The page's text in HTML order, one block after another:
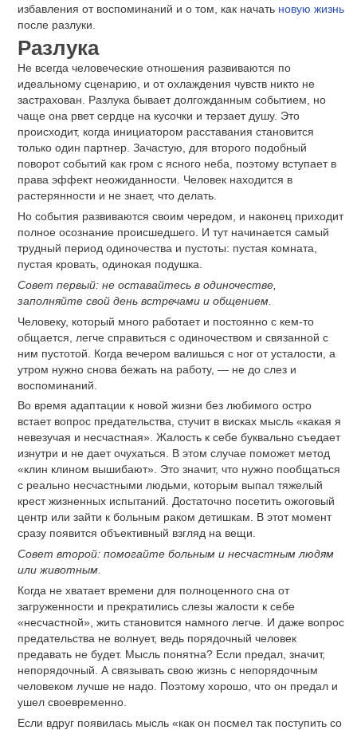
избавления от воспоминаний и о том, как начать новую жизнь
после разлуки.
Разлука
Не всегда человеческие отношения развиваются по
идеальному сценарию, и от охлаждения чувств никто не
застрахован. Разлука бывает долгожданным событием, но
чаще она рвет сердце на кусочки и терзает душу. Это
происходит, когда инициатором расставания становится
только один партнер. Зачастую, для второго подобный
поворот событий как гром с ясного неба, поэтому вступает в
права эффект неожиданности. Человек находится в
растерянности и не знает, что делать.
Но события развиваются своим чередом, и наконец приходит
полное осознание происшедшего. И тут начинается самый
трудный период одиночества и пустоты: пустая комната,
пустая кровать, одинокая подушка.
Совет первый: не оставайтесь в одиночестве,
заполняйте свой день встречами и общением.
Человеку, который много работает и постоянно с кем-то
общается, легче справиться с одиночеством и связанной с
ним пустотой. Когда вечером валишься с ног от усталости, а
утром нужно снова бежать на работу, — не до слез и
воспоминаний.
Во время адаптации к новой жизни без любимого остро
встает вопрос предательства, стучит в висках мысль «какая я
невезучая и несчастная». Жалость к себе буквально съедает
изнутри и не дает очухаться. В этом случае поможет метод
«клин клином вышибают». Это значит, что нужно пообщаться
с реально несчастными людьми, которым выпал тяжелый
крест жизненных испытаний. Достаточно посетить ожоговый
центр или зайти к больным раком детишкам. В этот момент
сразу появится объективный взгляд на вещи.
Совет второй: помогайте больным и несчастным людям
или животным.
Когда не хватает времени для полноценного сна от
загруженности и прекратились слезы жалости к себе
«несчастной», жить становится намного легче. И даже вопрос
предательства не волнует, ведь порядочный человек
предавать не будет. Мысль понятна? Если предал, значит,
непорядочный. А связывать свою жизнь с непорядочным
человеком лучше не надо. Поэтому хорошо, что он предал и
ушел своевременно.
Если вдруг появилась мысль «как он посмел так поступить со